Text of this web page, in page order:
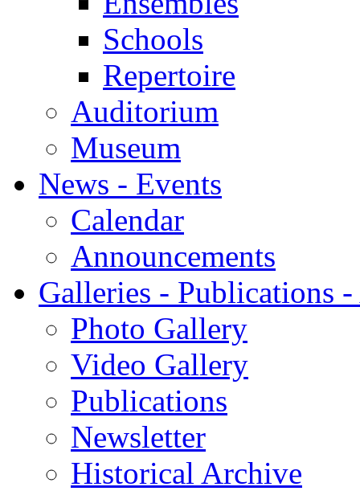
Schools
Repertoire
Auditorium
Museum
News - Events
Calendar
Announcements
Galleries - Publications
Photo Gallery
Video Gallery
Publications
Newsletter
Historical Archive